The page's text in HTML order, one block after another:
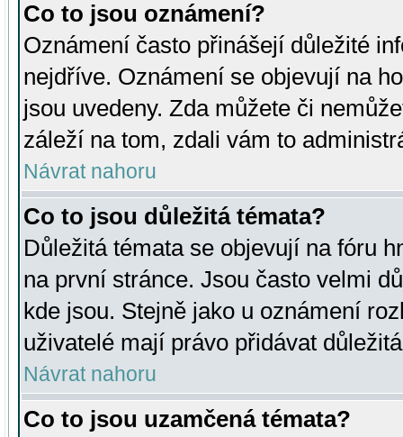
Co to jsou oznámení?
Oznámení často přinášejí důležité
nejdříve. Oznámení se objevují na
jsou uvedeny. Zda můžete či
záleží na tom, zdali vám to
Návrat nahoru
Co to jsou důležitá témata?
Důležitá témata se objevují na fóru
na první stránce. Jsou často velmi
kde jsou. Stejně jako u oznámení
uživatelé mají právo přidávat
Návrat nahoru
Co to jsou uzamčená témata?